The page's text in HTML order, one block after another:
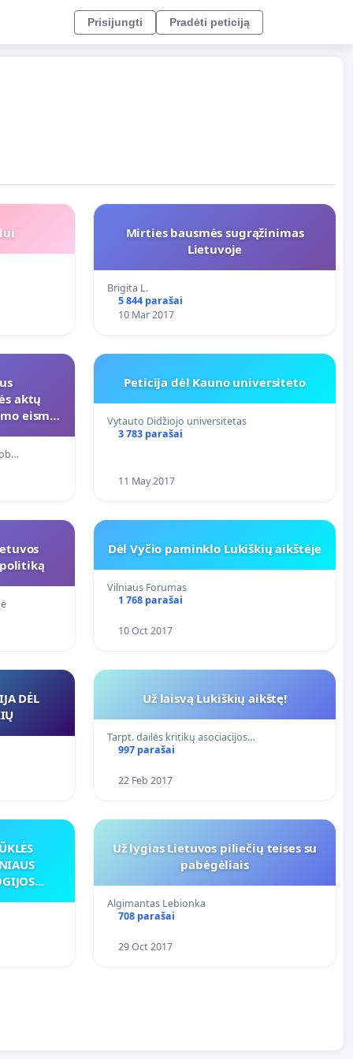
Prisijungti Pradėti peticiją
Mirties bausmės sugrąžinimas
Lietuvoje
Brigita L.
5 844 parašai
10 Mar 2017
aktų
eisme
Peticija dėl Kauno universiteto
Vytauto Didžiojo universitetas
3 783 parašai
11 May 2017
Dėl Vyčio paminklo Lukiškių aikštėje
Vilniaus Forumas
1 768 parašai
10 Oct 2017
DĖL
Už laisvą Lukiškių aikštę!
Tarpt. dailės kritikų asociacijos…
997 parašai
22 Feb 2017
Už lygias Lietuvos piliečių teises su
pabėgėliais
Algimantas Lebionka
708 parašai
29 Oct 2017